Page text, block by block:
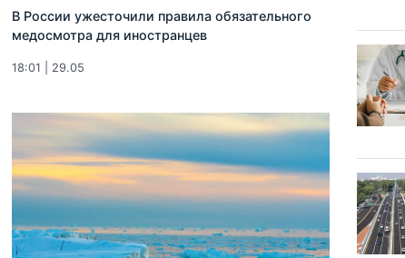
В России ужесточили правила обязательного
медосмотра для иностранцев
18:01 | 29.05